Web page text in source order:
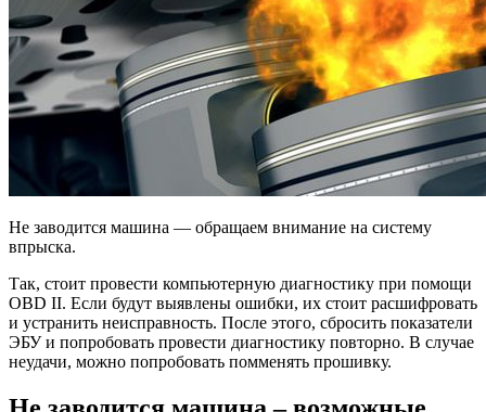
Не заводится машина — обращаем внимание на систему
впрыска.
Так, стоит провести компьютерную диагностику при помощи
OBD II. Если будут выявлены ошибки, их стоит расшифровать
и устранить неисправность. После этого, сбросить показатели
ЭБУ и попробовать провести диагностику повторно. В случае
неудачи, можно попробовать помменять прошивку.